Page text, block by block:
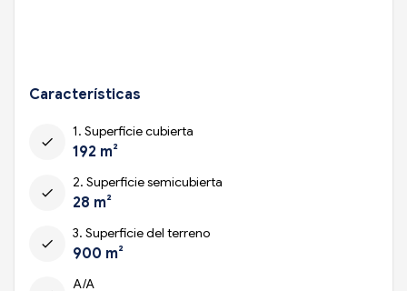
Características
check
1. Superficie cubierta
192 m²
check
2. Superficie semicubierta
28 m²
check
3. Superficie del terreno
900 m²
A/A